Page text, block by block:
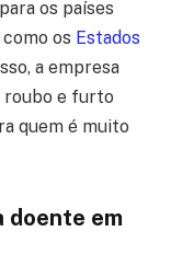
os países
os Estados
a empresa
roubo e furto
quem é muito
doente em